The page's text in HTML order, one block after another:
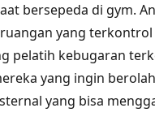
bersepeda di gym.
yang
pelatih kebugaran
yang ingin
yang bisa